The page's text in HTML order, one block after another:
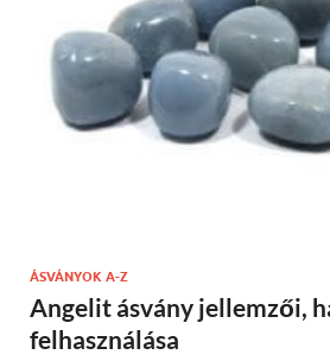
ÁSVÁNYOK A-Z
Angelit ásvány jellemzői,
felhasználása